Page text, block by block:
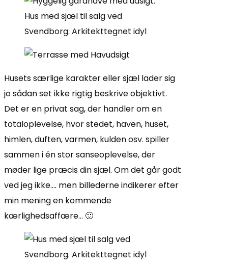
Husets særlige karakter eller sjæl lader sig
jo sådan set ikke rigtig beskrive objektivt.
Det er en privat sag, der handler om en
totaloplevelse, hvor stedet, haven, huset,
himlen, duften, varmen, kulden osv. spiller
sammen i én stor sanseoplevelse, der
møder lige præcis din sjæl. Om det går godt
ved jeg ikke…. men billederne indikerer efter
min mening en kommende
kærlighedsaffære… 🙂